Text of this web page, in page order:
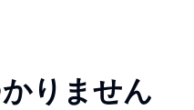
りません